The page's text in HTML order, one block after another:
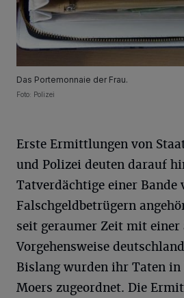
Das Portemonnaie der Frau.
Foto: Polizei
Erste Ermittlungen von
und Polizei deuten darauf
Tatverdächtige einer Bande
Falschgeldbetrügern
seit geraumer Zeit mit einer
Vorgehensweise
Bislang wurden ihr Taten in
Moers zugeordnet. Die